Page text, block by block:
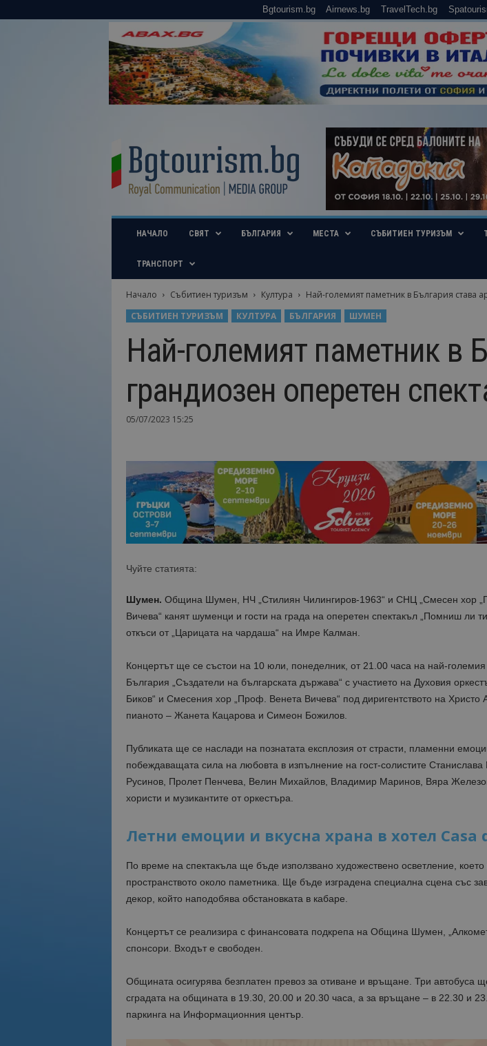
Bgtourism.bg Airnews.bg TravelTech.bg
u
i
b
НАЧАЛО СВЯТ БЪЛГАРИЯ МЕСТА СЪБИТИЕН ТУРИЗЪМ
ТРАНСПОРТ
Начало Събитиен туризъм Култура
Най-големият паметник в България става
СЪБИТИЕН ТУРИЗЪМ
КУЛТУРА БЪЛГАРИЯ ШУМЕН
Най-големият паметник в
грандиозен оперетен
05/07/2023 15:25
Чуйте статията:
Шумен. Община Шумен, НЧ „Стилиян Чилингиров-1963“ и СНЦ „Смесен хор
Вичева“ канят шуменци и гости на града на оперетен спектакъл „Помниш ли
откъси от „Царицата на чардаша“ на Имре Калман.
Концертът ще се състои на 10 юли, понеделник, от 21.00 часа на най-
България „Създатели на българската държава“ с участието на Духовия
Биков“ и Смесения хор „Проф. Венета Вичева“ под диригентството на Христо
пианото – Жанета Кацарова и Симеон Божилов.
Публиката ще се наслади на познатата експлозия от страсти, пламенни
побеждаващата сила на любовта в изпълнение на гост-солистите
Русинов, Пролет Пенчева, Велин Михайлов, Владимир Маринов, Вяра
хористи и музикантите от оркестъра.
Летни емоции и вкусна храна в хотел Casa
По време на спектакъла ще бъде използвано художествено осветление,
пространството около паметника. Ще бъде изградена специална сцена със
декор, който наподобява обстановката в кабаре.
Концертът се реализира с финансовата подкрепа на Община Шумен,
спонсори. Входът е свободен.
Общината осигурява безплатен превоз за отиване и връщане. Три автобуса
сградата на общината в 19.30, 20.00 и 20.30 часа, а за връщане – в 22.30 и
паркинга на Информационния център.